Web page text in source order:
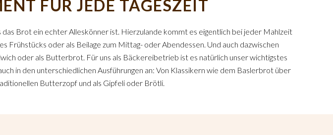
FÜR JEDE TAGESZEIT
das Brot ein echter Alleskönner ist. Hierzulande kommt es eigentlich bei jeder Mahlzeit
Frühstücks oder als Beilage zum Mittag- oder Abendessen. Und auch dazwischen
oder als Butterbrot. Für uns als Bäckereibetrieb ist es natürlich unser wichtigstes
in den unterschiedlichen Ausführungen an: Von Klassikern wie dem Baslerbrot über
Butterzopf und als Gipfeli oder Brötli.